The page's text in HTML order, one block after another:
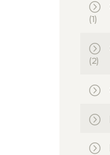
(1)
(2)